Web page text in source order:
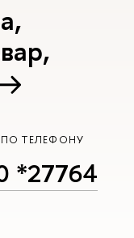
ТЕЛЕФОНУ
*27764